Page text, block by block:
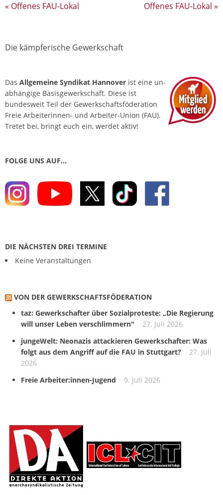
« Offenes FAU-Lokal Offenes FAU-Lokal »
Die kämpferische Gewerkschaft
Das Allgemeine Syndikat Hannover ist eine un­
abhängige Basis­gewerkschaft. Diese ist
bundesweit Teil der Gewerkschafts­föderation
Freie Arbeiterinnen- und Arbeiter-Union (FAU).
Tretet bei, bringt euch ein, werdet aktiv!
FOLGE UNS AUF…
DIE NÄCHSTEN DREI TERMINE
Keine Veranstaltungen
VON DER GEWERKSCHAFTS­FÖDERATION
taz: Gewerkschafter über Sozialproteste: „Die Regierung
will unser Leben verschlimmern"
27. Juli 2026
jungeWelt: Neonazis attackieren Gewerkschafter: Was
folgt aus dem Angriff auf die FAU in Stuttgart?
27. Juli
2026
Freie Arbeiter:innen-Jugend
9. Juli 2026